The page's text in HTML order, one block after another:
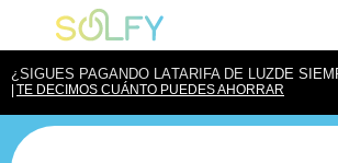
contenido
Solfy
¿SIGUES PAGANDO LATARIFA DE LUZDE
TE DECIMOS CUÁNTO PUEDES AHORRAR